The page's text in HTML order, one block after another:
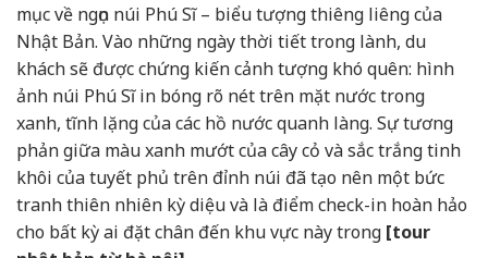
mục về ngọn núi Phú Sĩ – biểu tượng thiêng liêng của
Nhật Bản. Vào những ngày thời tiết trong lành, du
khách sẽ được chứng kiến cảnh tượng khó quên: hình
ảnh núi Phú Sĩ in bóng rõ nét trên mặt nước trong
xanh, tĩnh lặng của các hồ nước quanh làng. Sự tương
phản giữa màu xanh mướt của cây cỏ và sắc trắng tinh
khôi của tuyết phủ trên đỉnh núi đã tạo nên một bức
tranh thiên nhiên kỳ diệu và là điểm check-in hoàn hảo
cho bất kỳ ai đặt chân đến khu vực này trong [tour